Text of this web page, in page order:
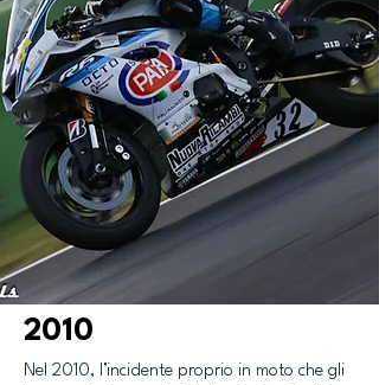
2010
Nel 2010, l’incidente proprio in moto che gli